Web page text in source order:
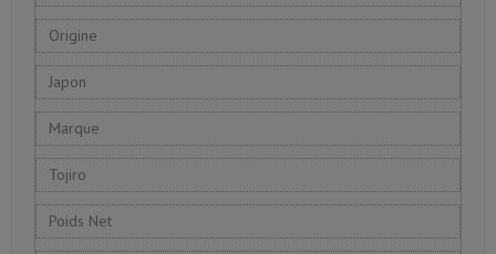
Origine
Japon
Marque
Tojiro
Poids Net